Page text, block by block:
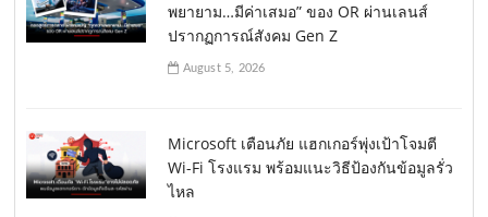
พยายาม…มีค่าเสมอ” ของ OR ผ่านเลนส์
ปรากฏการณ์สังคม Gen Z
August 5, 2026
Microsoft เตือนภัย แฮกเกอร์พุ่งเป้าโจมตี
Wi-Fi โรงแรม พร้อมแนะวิธีป้องกันข้อมูลรั่ว
ไหล